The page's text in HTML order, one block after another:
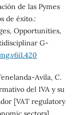
de las Pymes
de éxito.:
Opportunities,
G-
Avila, C.
del IVA y su
[VAT regulatory